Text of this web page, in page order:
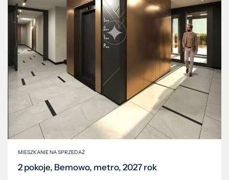
MIESZKANIE NA SPRZEDAŻ
2 pokoje, Bemowo, metro, 2027 rok